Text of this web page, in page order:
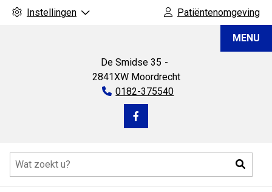
Instellingen Patiëntenomgeving
De Smidse 35
2841XW Moordrecht
Tel:
0182-375540
Bezoek
facebook
MENU